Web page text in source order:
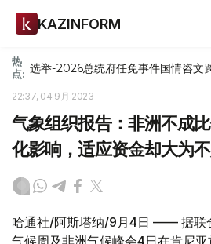
KAZINFORM
热
点: 选举-2026总统府任免事件国情咨文
22:37, 04 9月 2023
气象组织报告：非洲不成
化影响，适应资金却大为
哈通社/阿斯塔纳/9月4日 —— 据联
气候周及非洲气候峰会4日在肯尼亚